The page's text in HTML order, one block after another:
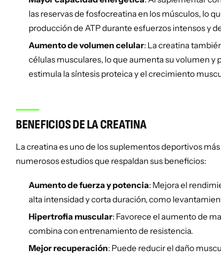
las reservas de fosfocreatina en los músculos, lo
producción de ATP durante esfuerzos intensos y
Aumento de volumen celular: La creatina
células musculares, lo que aumenta su volumen y
estimula la síntesis proteica y el crecimiento
BENEFICIOS DE LA CREATINA
La creatina es uno de los suplementos deportivos
numerosos estudios que respaldan sus beneficios:
Aumento de fuerza y potencia: Mejora el
alta intensidad y corta duración, como
Hipertrofia muscular: Favorece el aumento de
combina con entrenamiento de resistencia.
Mejor recuperación: Puede reducir el daño